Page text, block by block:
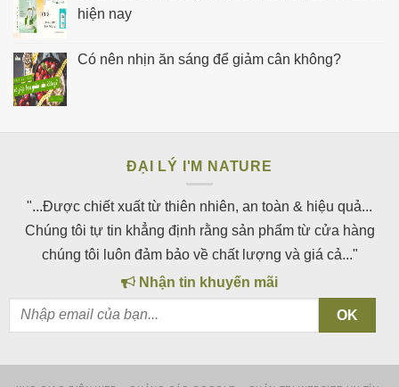
hiện nay
Có nên nhịn ăn sáng để giảm cân không?
ĐẠI LÝ I'M NATURE
"...Được chiết xuất từ thiên nhiên, an toàn & hiệu quả...
Chúng tôi tự tin khẳng định rằng sản phẩm từ cửa hàng
chúng tôi luôn đảm bảo về chất lượng và giá cả..."
Nhận tin khuyến mãi